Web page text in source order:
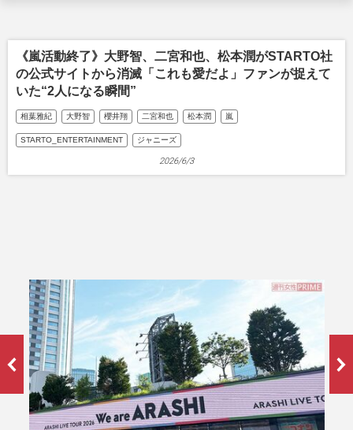
《嵐活動終了》大野智、二宮和也、松本潤がSTARTO社
の公式サイトから消滅「これも愛だよ」ファンが捉えて
いた“2人になる瞬間”
相葉雅紀 大野智 櫻井翔 二宮和也 松本潤 嵐
STARTO_ENTERTAINMENT ジャニーズ
2026/6/3